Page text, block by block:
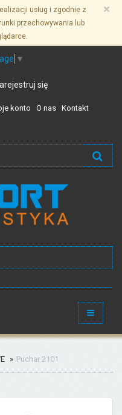
×
usług i zgodnie z
przechowywania lub
▼
się
konto O nas Kontakt
Menu
Puchar 2101